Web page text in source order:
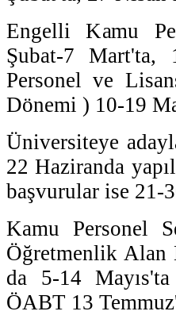
Engelli Kamu
Şubat-7 Mart'ta,
Personel ve
Dönemi ) 10-19
Üniversiteye
22 Haziranda
başvurular ise 21-
Kamu Personel
Öğretmenlik Alan
da 5-14
ÖABT 13